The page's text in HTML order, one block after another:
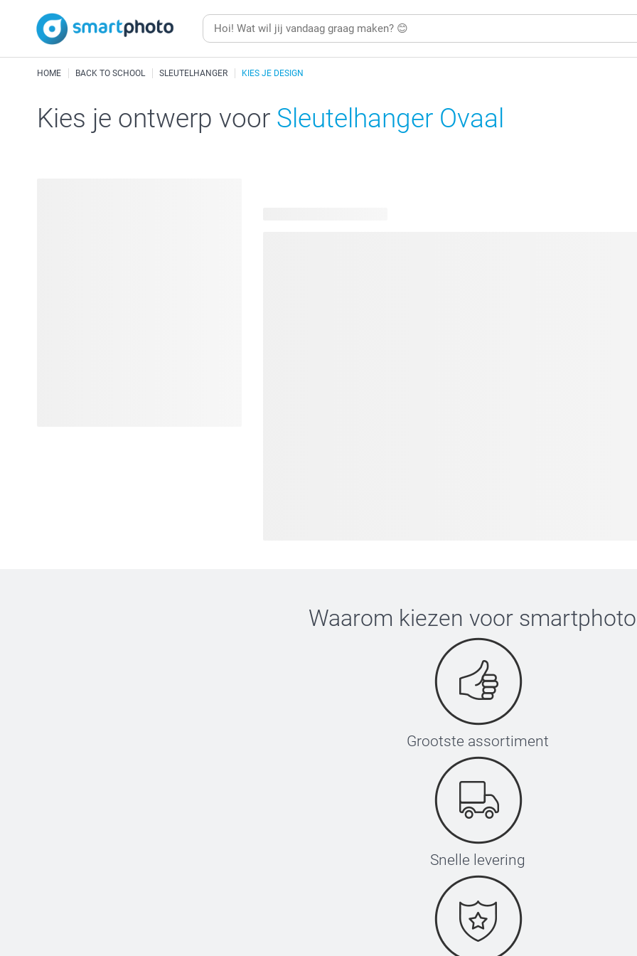
HOME BACK TO SCHOOL SLEUTELHANGER KIES JE DESIGN
Kies je ontwerp voor Sleutelhanger Ovaal
Waarom kiezen voor smartphoto
Grootste assortiment
Snelle levering